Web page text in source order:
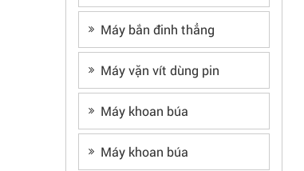
Máy bắn đinh thẳng
Máy vặn vít dùng pin
Máy khoan búa
Máy khoan búa